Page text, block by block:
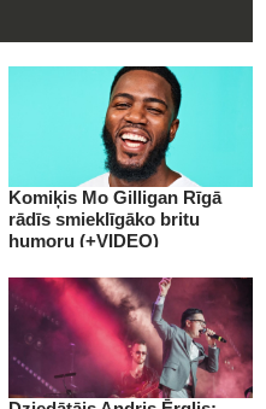
Komiķis Mo Gilligan Rīgā
rādīs smieklīgāko britu
humoru (+VIDEO)